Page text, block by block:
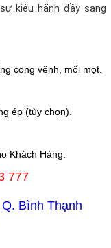
kiêu hãnh đầy sang
cong vênh, mối mọt.
ép (tùy chọn).
Khách Hàng.
777
Bình Thạnh